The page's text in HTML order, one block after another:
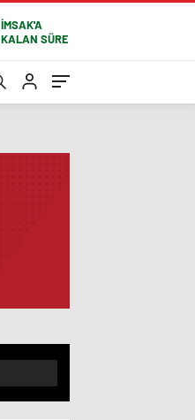
İMSAK'A
KALAN SÜRE